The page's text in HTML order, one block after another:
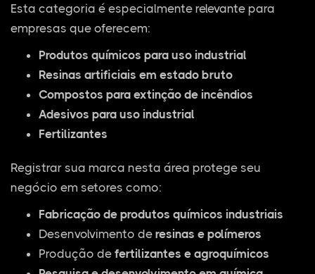
Esta categoria é especialmente relevante para
empresas que oferecem:
Produtos químicos para uso industrial
Resinas artificiais em estado bruto
Compostos para extinção de incêndios
Adesivos para uso industrial
Fertilizantes
Registrar sua marca nesta área protege seu
negócio em setores como:
Fabricação de produtos químicos industriais
Desenvolvimento de resinas e polímeros
Produção de fertilizantes e agroquímicos